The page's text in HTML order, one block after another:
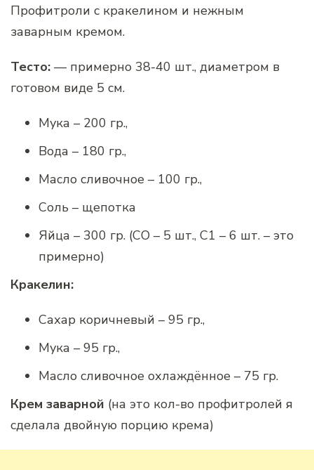
Профитроли с кракелином и нежным
заварным кремом.
Тесто: — примерно 38-40 шт., диаметром в
готовом виде 5 см.
Мука – 200 гр.,
Вода – 180 гр.,
Масло сливочное – 100 гр.,
Соль – щепотка
Яйца – 300 гр. (СО – 5 шт., С1 – 6 шт. – это
примерно)
Кракелин:
Сахар коричневый – 95 гр.,
Мука – 95 гр.,
Масло сливочное охлаждённое – 75 гр.
Крем заварной (на это кол-во профитролей я
сделала двойную порцию крема)